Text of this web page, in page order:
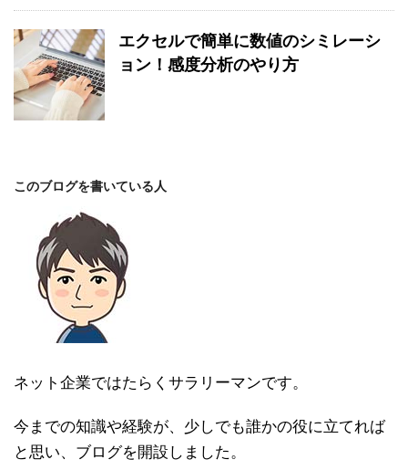
エクセルで簡単に数値のシミレーシ
ョン！感度分析のやり方
このブログを書いている人
ネット企業ではたらくサラリーマンです。
今までの知識や経験が、少しでも誰かの役に立てれば
と思い、ブログを開設しました。